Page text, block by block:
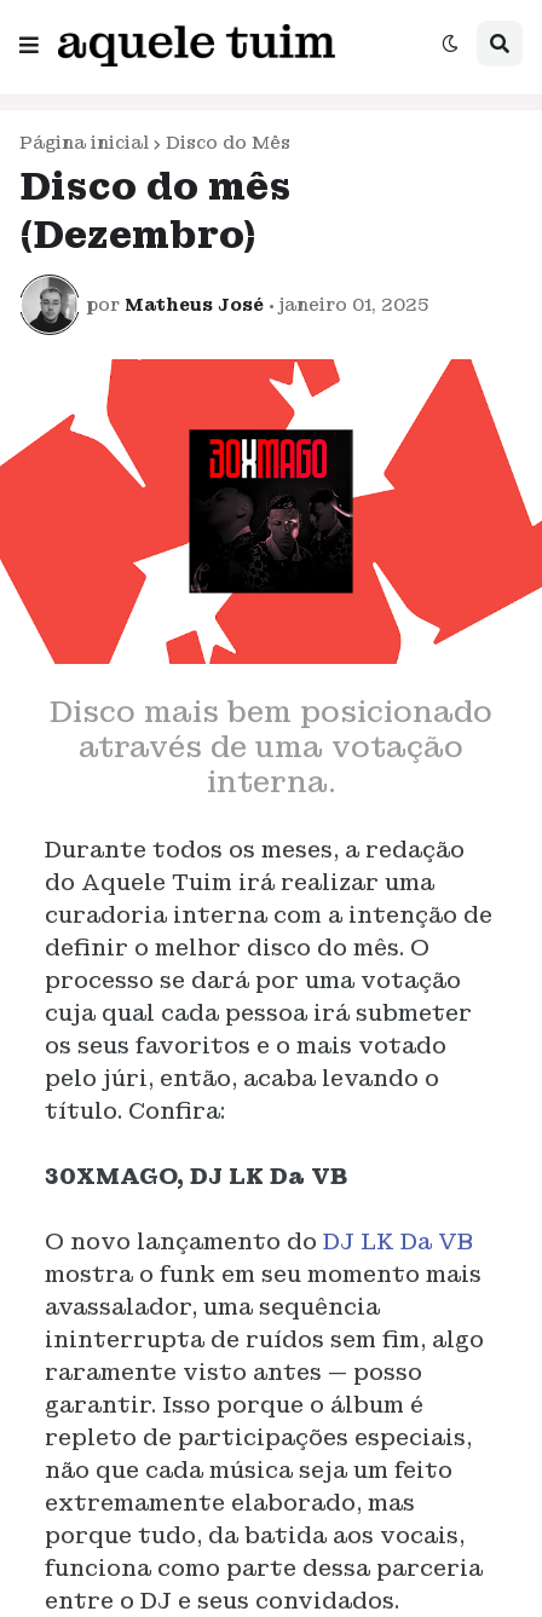
Página inicial Disco do Mês
Disco do mês
(Dezembro)
por Matheus José • janeiro 01, 2025
Disco mais bem posicionado
através de uma votação
interna.
Durante todos os meses, a redação
do Aquele Tuim irá realizar uma
curadoria interna com a intenção de
definir o melhor disco do mês. O
processo se dará por uma votação
cuja qual cada pessoa irá submeter
os seus favoritos e o mais votado
pelo júri, então, acaba levando o
título. Confira:
30XMAGO, DJ LK Da VB
O novo lançamento do DJ LK Da VB
mostra o funk em seu momento mais
avassalador, uma sequência
ininterrupta de ruídos sem fim, algo
raramente visto antes — posso
garantir. Isso porque o álbum é
repleto de participações especiais,
não que cada música seja um feito
extremamente elaborado, mas
porque tudo, da batida aos vocais,
funciona como parte dessa parceria
entre o DJ e seus convidados.